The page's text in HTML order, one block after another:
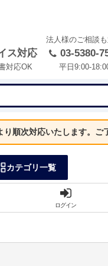
ス対応
対応OK
法人様のご相談
03-5380-
平日9:00-
順次対応いたします。ご
カテゴリ一覧
ログイン